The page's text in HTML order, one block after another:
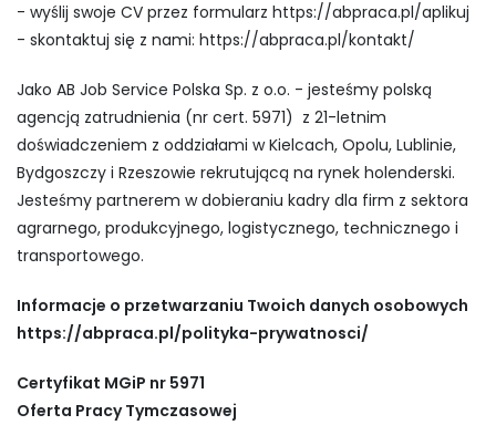
- wyślij swoje CV przez formularz https://abpraca.pl/aplikuj
- skontaktuj się z nami: https://abpraca.pl/kontakt/
Jako AB Job Service Polska Sp. z o.o. - jesteśmy polską
agencją zatrudnienia (nr cert. 5971) z 21-letnim
doświadczeniem z oddziałami w Kielcach, Opolu, Lublinie,
Bydgoszczy i Rzeszowie rekrutującą na rynek holenderski.
Jesteśmy partnerem w dobieraniu kadry dla firm z sektora
agrarnego, produkcyjnego, logistycznego, technicznego i
transportowego.
Informacje o przetwarzaniu Twoich danych osobowych
https://abpraca.pl/polityka-prywatnosci/
Certyfikat MGiP nr 5971
Oferta Pracy Tymczasowej